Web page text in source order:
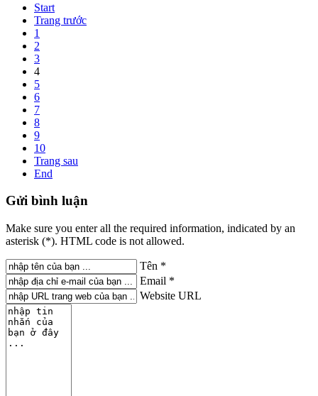
Start
Trang trước
1
2
3
4
5
6
7
8
9
10
Trang sau
End
Gửi bình luận
Make sure you enter all the required information, indicated by an
asterisk (*). HTML code is not allowed.
Tên *
Email *
Website URL